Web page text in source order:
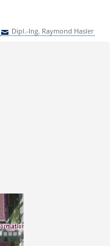
Dipl.-Ing. Raymond Hasler